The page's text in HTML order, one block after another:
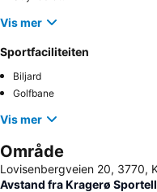
Vis mer
Sportfaciliteiten
Biljard
Golfbane
Vis mer
Område
Lovisenbergveien 20, 3770,
Avstand fra Kragerø